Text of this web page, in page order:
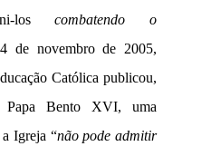
loscombatendo o
de novembro de 2005,
Católica publicou,
Bento XVI, uma
Igreja “não pode admitir